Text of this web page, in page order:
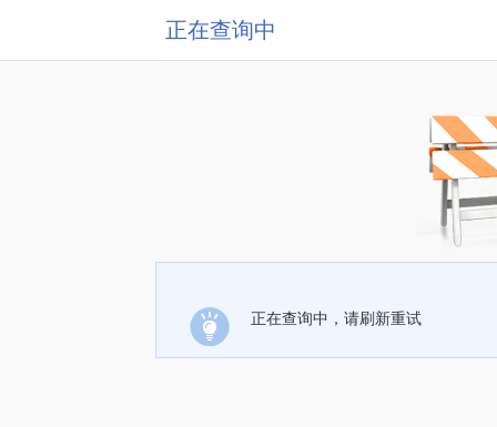
正在查询中
正在查询中，请刷新重试